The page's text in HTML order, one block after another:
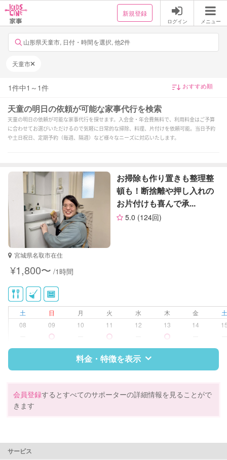
新規登録
ログイン メニュー
山形県天童市, 日付・時間を選択, 他2件
天童市
1件中1 ～ 1件
天童の明日の依頼が可能な家事代行を検索
天童の明日の依頼が可能な家事代行を探せます。入会金・年会費無料で、利用料金はご予算
に合わせてお選びいただけるので気軽に日常的な掃除、料理、片付けを依頼可能。当日予約
や土日祝日、定期予約（毎週、隔週）など様々なニーズに対応いたします。
お掃除も作り置きも整理整
頓も！断捨離や押し入れの
お片付けも喜んで承...
5.0 (124回)
宮城県名取市在住
¥1,800〜 /1時間
土 日 月 火 水 木 金
08
09 10 11 12 13 14
料金・特徴を表示
資格 なし
会員登録するとすべてのサポーターの詳細情報を見ることがで
きます
サービス